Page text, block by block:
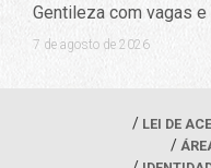
Gentileza com vagas
7 de agosto de 2026
LEI DE